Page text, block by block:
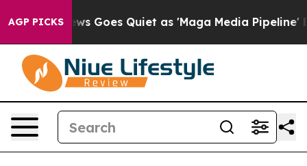
AGP PICKS
News Goes Quiet as 'Maga Media Pipeline'